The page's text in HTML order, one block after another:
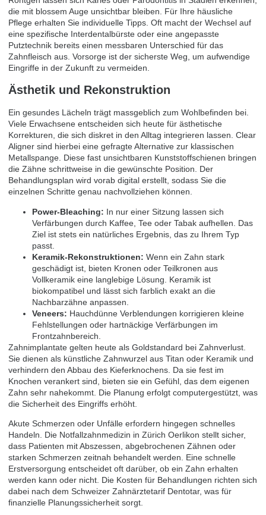
die mit blossem Auge unsichtbar bleiben. Für Ihre häusliche
Pflege erhalten Sie individuelle Tipps. Oft macht der Wechsel auf
eine spezifische Interdentalbürste oder eine angepasste
Putztechnik bereits einen messbaren Unterschied für das
Zahnfleisch aus. Vorsorge ist der sicherste Weg, um aufwendige
Eingriffe in der Zukunft zu vermeiden.
Ästhetik und Rekonstruktion
Ein gesundes Lächeln trägt massgeblich zum Wohlbefinden bei.
Viele Erwachsene entscheiden sich heute für ästhetische
Korrekturen, die sich diskret in den Alltag integrieren lassen. Clear
Aligner sind hierbei eine gefragte Alternative zur klassischen
Metallspange. Diese fast unsichtbaren Kunststoffschienen bringen
die Zähne schrittweise in die gewünschte Position. Der
Behandlungsplan wird vorab digital erstellt, sodass Sie die
einzelnen Schritte genau nachvollziehen können.
Power-Bleaching: In nur einer Sitzung lassen sich
Verfärbungen durch Kaffee, Tee oder Tabak aufhellen. Das
Ziel ist stets ein natürliches Ergebnis, das zu Ihrem Typ
passt.
Keramik-Rekonstruktionen: Wenn ein Zahn stark
geschädigt ist, bieten Kronen oder Teilkronen aus
Vollkeramik eine langlebige Lösung. Keramik ist
biokompatibel und lässt sich farblich exakt an die
Nachbarzähne anpassen.
Veneers: Hauchdünne Verblendungen korrigieren kleine
Fehlstellungen oder hartnäckige Verfärbungen im
Frontzahnbereich.
Zahnimplantate gelten heute als Goldstandard bei Zahnverlust.
Sie dienen als künstliche Zahnwurzel aus Titan oder Keramik und
verhindern den Abbau des Kieferknochens. Da sie fest im
Knochen verankert sind, bieten sie ein Gefühl, das dem eigenen
Zahn sehr nahekommt. Die Planung erfolgt computergestützt, was
die Sicherheit des Eingriffs erhöht.
Akute Schmerzen oder Unfälle erfordern hingegen schnelles
Handeln. Die Notfallzahnmedizin in Zürich Oerlikon stellt sicher,
dass Patienten mit Abszessen, abgebrochenen Zähnen oder
starken Schmerzen zeitnah behandelt werden. Eine schnelle
Erstversorgung entscheidet oft darüber, ob ein Zahn erhalten
werden kann oder nicht. Die Kosten für Behandlungen richten sich
dabei nach dem Schweizer Zahnärztetarif Dentotar, was für
finanzielle Planungssicherheit sorgt.